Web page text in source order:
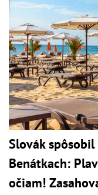
Slovák
Benátkach:
očiam!